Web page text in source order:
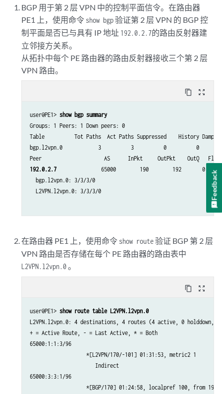
    route-distinguisher 65000:33;
    vrf-target target:65000:2;
        l2vpn {
            encapsulation-type ethernet;
            site CE3 {
                site-identifier 3;
                interface iw0.1 {
            }
        }
    }
BGP 用于第 2 层 VPN 中的控制平面信令。在路由器
PE1 上，使用命令 show bgp验证第 2 层 VPN 的 BGP 控
制平面是否已与具有 IP 地址 192.0.2.7的路由反射器建
立邻接方关系。
从拓扑中每个 PE 路由器的路由反射器接收三个第 2 层
VPN 路由。
content_copy zoom_out_map
user@PE1> show bgp summary
Groups: 1 Peers: 1 Down peers: 0
Table          Tot Paths  Act Paths Suppressed    History Damp
bgp.l2vpn.0            3          3          0          0
192.0.2.7
65000        190        192       0
  bgp.l2vpn.0: 3/3/3/0
  L2VPN.l2vpn.0: 3/3/3/0
在路由器 PE1 上，使用命令 show route验证 BGP 第 2 层
VPN 路由是否存储在每个 PE 路由器的路由表中
L2VPN.l2vpn.0。
content_copy zoom_out_map
user@PE1> show route table L2VPN.l2vpn.0
L2VPN.l2vpn.0: 4 destinations, 4 routes (4 active, 0 holddown, 0
+ = Active Route, - = Last Active, * = Both
65000:1:1:3/96
                   *[L2VPN/170/-101] 01:31:53, metric2 1
                      Indirect
65000:3:3:1/96
*[BGP/170] 01:24:58, localpref 100, from
Feedback